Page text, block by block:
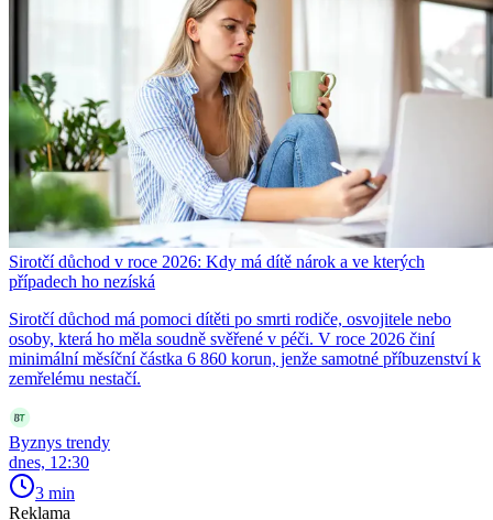
Sirotčí důchod v roce 2026: Kdy má dítě nárok a ve kterých
případech ho nezíská
Sirotčí důchod má pomoci dítěti po smrti rodiče, osvojitele nebo
osoby, která ho měla soudně svěřené v péči. V roce 2026 činí
minimální měsíční částka 6 860 korun, jenže samotné příbuzenství k
zemřelému nestačí.
Byznys trendy
dnes, 12:30
3 min
Reklama